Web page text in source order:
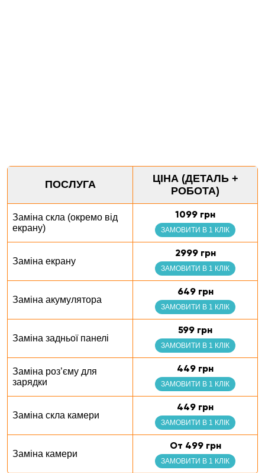
ПОСЛУГА
ЦІНА (ДЕТАЛЬ +
РОБОТА)
Заміна скла (окремо від
екрану)
1099 грн
ЗАМОВИТИ В 1 КЛІК
Заміна екрану
2999 грн
ЗАМОВИТИ В 1 КЛІК
Заміна акумулятора
649 грн
ЗАМОВИТИ В 1 КЛІК
Заміна задньої панелі
599 грн
ЗАМОВИТИ В 1 КЛІК
Заміна роз’єму для
зарядки
449 грн
ЗАМОВИТИ В 1 КЛІК
Заміна скла камери
449 грн
ЗАМОВИТИ В 1 КЛІК
Заміна камери
От 499 грн
ЗАМОВИТИ В 1 КЛІК